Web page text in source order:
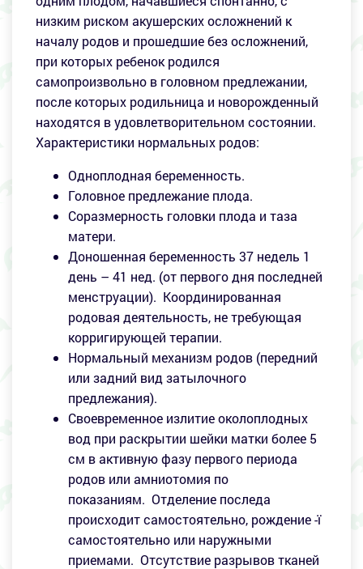
низким риском акушерских осложнений к
началу родов и прошедшие без осложнений,
при которых ребенок родился
самопроизвольно в головном предлежании,
после которых родильница и новорожденный
находятся в удовлетворительном состоянии.
Характеристики нормальных родов:
Одноплодная беременность.
Головное предлежание плода.
Соразмерность головки плода и таза
матери.
Доношенная беременность 37 недель 1
день – 41 нед. (от первого дня последней
менструации). Координированная
родовая деятельность, не требующая
корригирующей терапии.
Нормальный механизм родов (передний
или задний вид затылочного
предлежания).
Своевременное излитие околоплодных
вод при раскрытии шейки матки более 5
см в активную фазу первого периода
родов или амниотомия по
показаниям. Отделение последа
происходит самостоятельно, рождение -ï
самостоятельно или наружными
приемами. Отсутствие разрывов тканей